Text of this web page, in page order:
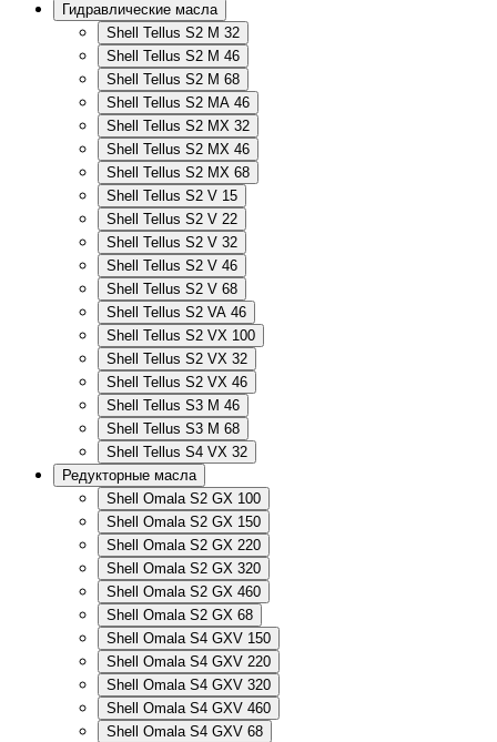
Гидравлические масла
Shell Tellus S2 M 32
Shell Tellus S2 M 46
Shell Tellus S2 M 68
Shell Tellus S2 MA 46
Shell Tellus S2 MX 32
Shell Tellus S2 MX 46
Shell Tellus S2 MX 68
Shell Tellus S2 V 15
Shell Tellus S2 V 22
Shell Tellus S2 V 32
Shell Tellus S2 V 46
Shell Tellus S2 V 68
Shell Tellus S2 VA 46
Shell Tellus S2 VX 100
Shell Tellus S2 VX 32
Shell Tellus S2 VX 46
Shell Tellus S3 M 46
Shell Tellus S3 M 68
Shell Tellus S4 VX 32
Редукторные масла
Shell Omala S2 GX 100
Shell Omala S2 GX 150
Shell Omala S2 GX 220
Shell Omala S2 GX 320
Shell Omala S2 GX 460
Shell Omala S2 GX 68
Shell Omala S4 GXV 150
Shell Omala S4 GXV 220
Shell Omala S4 GXV 320
Shell Omala S4 GXV 460
Shell Omala S4 GXV 68